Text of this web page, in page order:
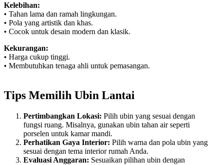
Kelebihan:
• Tahan lama dan ramah lingkungan.
• Pola yang artistik dan khas.
• Cocok untuk desain modern dan klasik.
Kekurangan:
• Harga cukup tinggi.
• Membutuhkan tenaga ahli untuk pemasangan.
Tips Memilih Ubin Lantai
Pertimbangkan Lokasi: Pilih ubin yang sesuai dengan
fungsi ruang. Misalnya, gunakan ubin tahan air seperti
porselen untuk kamar mandi.
Perhatikan Gaya Interior: Pilih warna dan pola ubin yang
sesuai dengan tema interior rumah Anda.
Evaluasi Anggaran: Sesuaikan pilihan ubin dengan